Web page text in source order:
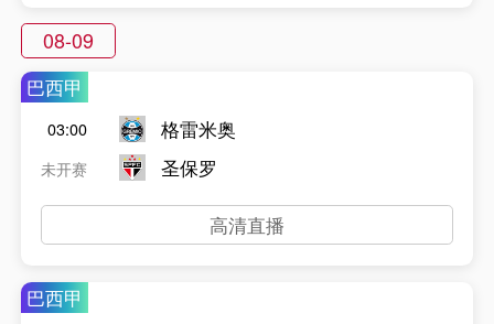
08-09
巴西甲
03:00
未开赛
格雷米奥
圣保罗
高清直播
巴西甲